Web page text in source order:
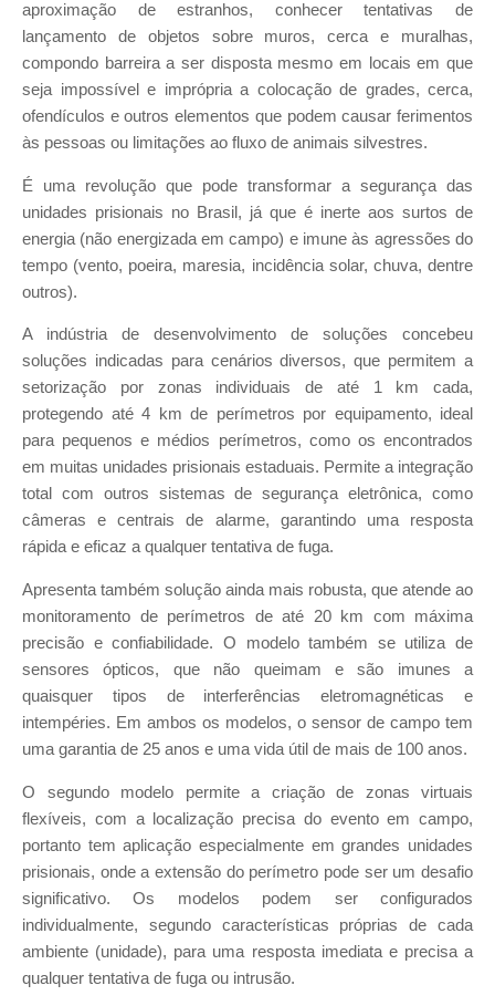
aproximação de estranhos, conhecer tentativas de
lançamento de objetos sobre muros, cerca e muralhas,
compondo barreira a ser disposta mesmo em locais em que
seja impossível e imprópria a colocação de grades, cerca,
ofendículos e outros elementos que podem causar ferimentos
às pessoas ou limitações ao fluxo de animais silvestres.
É uma revolução que pode transformar a segurança das
unidades prisionais no Brasil, já que é inerte aos surtos de
energia (não energizada em campo) e imune às agressões do
tempo (vento, poeira, maresia, incidência solar, chuva, dentre
outros).
A indústria de desenvolvimento de soluções concebeu
soluções indicadas para cenários diversos, que permitem a
setorização por zonas individuais de até 1 km cada,
protegendo até 4 km de perímetros por equipamento, ideal
para pequenos e médios perímetros, como os encontrados
em muitas unidades prisionais estaduais. Permite a integração
total com outros sistemas de segurança eletrônica, como
câmeras e centrais de alarme, garantindo uma resposta
rápida e eficaz a qualquer tentativa de fuga.
Apresenta também solução ainda mais robusta, que atende ao
monitoramento de perímetros de até 20 km com máxima
precisão e confiabilidade. O modelo também se utiliza de
sensores ópticos, que não queimam e são imunes a
quaisquer tipos de interferências eletromagnéticas e
intempéries. Em ambos os modelos, o sensor de campo tem
uma garantia de 25 anos e uma vida útil de mais de 100 anos.
O segundo modelo permite a criação de zonas virtuais
flexíveis, com a localização precisa do evento em campo,
portanto tem aplicação especialmente em grandes unidades
prisionais, onde a extensão do perímetro pode ser um desafio
significativo. Os modelos podem ser configurados
individualmente, segundo características próprias de cada
ambiente (unidade), para uma resposta imediata e precisa a
qualquer tentativa de fuga ou intrusão.